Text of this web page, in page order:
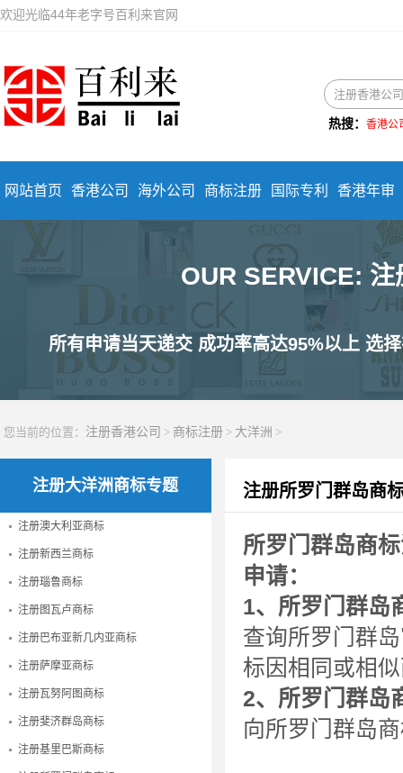
欢迎光临44年老字号百利来官网
热搜： 香港公
网站首页 香港公司 海外公司 商标注册 国际专利 香港年审
OUR SERVICE:
所有申请当天递交 成功率高达95%以上 选
您当前的位置： 注册香港公司 > 商标注册 > 大洋洲 >
注册大洋洲商标专题
注册澳大利亚商标
注册新西兰商标
注册瑙鲁商标
注册图瓦卢商标
注册巴布亚新几内亚商标
注册萨摩亚商标
注册瓦努阿图商标
注册斐济群岛商标
注册基里巴斯商标
注册所罗门群岛商
所罗门群岛商
申请：
1、所罗门群岛
查询所罗门群
标因相同或相
2、所罗门群岛
向所罗门群岛